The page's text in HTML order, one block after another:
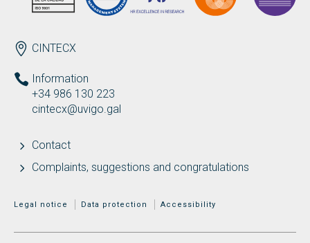
ENDEREZO EN
CINTECX
Information
+34 986 130 223
cintecx@uvigo.gal
Contact
Complaints, suggestions and congratulations
MENÚ ADICIONAL
Legal notice Data protection Accessibility